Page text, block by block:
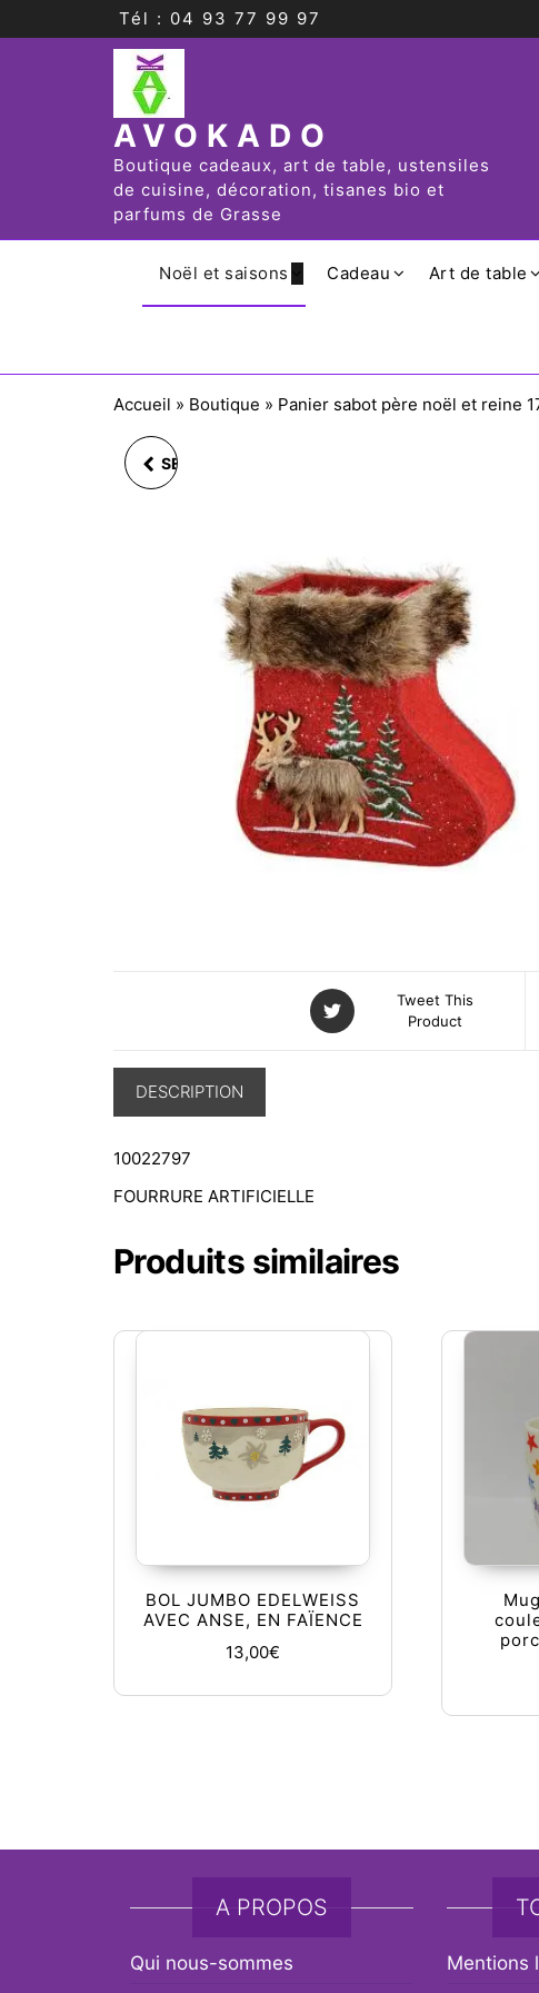
Tél : 04 93 77 99 97
AVOKADO
Boutique cadeaux, art de table, ustensiles
de cuisine, décoration, tisanes bio et
parfums de Grasse
Noël et saisons Cadeau Art de table
Accueil » Boutique » Panier sabot père noël et reine
SERVITEUR ÉTAGÈRE 3
CARRÉS EN MÉTAL
DORÉ ARGENTÉ
35X70X35CM
Tweet This
Product
DESCRIPTION
10022797
FOURRURE ARTIFICIELLE
Produits similaires
BOL JUMBO EDELWEISS
AVEC ANSE, EN FAÏENCE
13,00€
A PROPOS
Qui nous-sommes
Mentions